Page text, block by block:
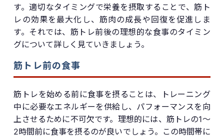
す。適切なタイミングで栄養を摂取することで、筋ト
レの効果を最大化し、筋肉の成長や回復を促進しま
す。それでは、筋トレ前後の理想的な食事のタイミン
グについて詳しく見ていきましょう。
筋トレ前の食事
筋トレを始める前に食事を摂ることは、トレーニング
中に必要なエネルギーを供給し、パフォーマンスを向
上させるために不可欠です。理想的には、筋トレの1〜
2時間前に食事を摂るのが良いでしょう。この時間帯に